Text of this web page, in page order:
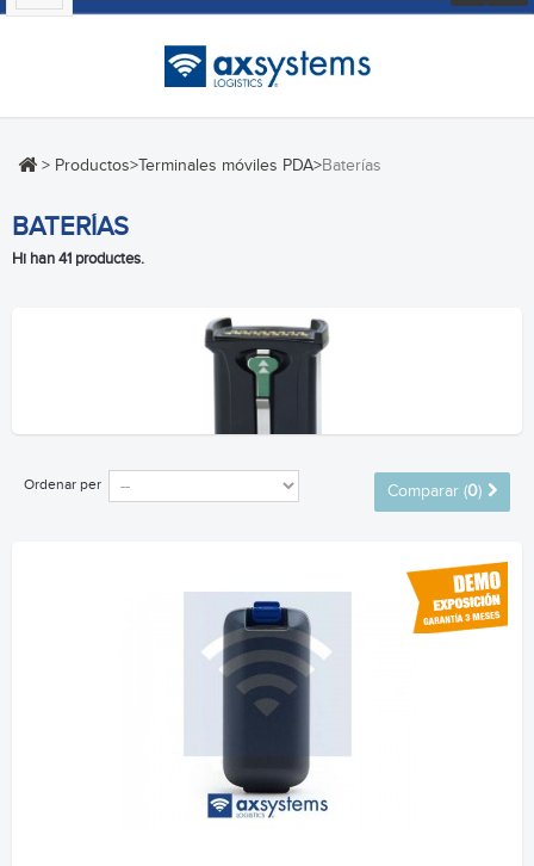
navigation
> Productos>Terminales móviles PDA>Baterías
BATERÍAS
Hi han 41 productes.
Ordenar per Comparar (0)